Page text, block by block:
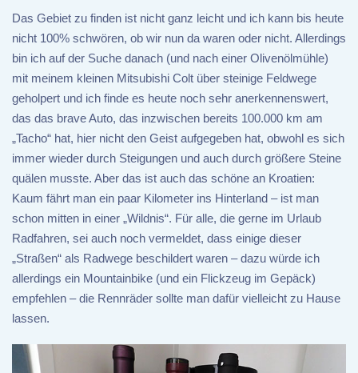
Das Gebiet zu finden ist nicht ganz leicht und ich kann bis heute
nicht 100% schwören, ob wir nun da waren oder nicht. Allerdings
bin ich auf der Suche danach (und nach einer Olivenölmühle)
mit meinem kleinen Mitsubishi Colt über steinige Feldwege
geholpert und ich finde es heute noch sehr anerkennenswert,
das das brave Auto, das inzwischen bereits 100.000 km am
„Tacho“ hat, hier nicht den Geist aufgegeben hat, obwohl es sich
immer wieder durch Steigungen und auch durch größere Steine
quälen musste. Aber das ist auch das schöne an Kroatien:
Kaum fährt man ein paar Kilometer ins Hinterland – ist man
schon mitten in einer „Wildnis“. Für alle, die gerne im Urlaub
Radfahren, sei auch noch vermeldet, dass einige dieser
„Straßen“ als Radwege beschildert waren – dazu würde ich
allerdings ein Mountainbike (und ein Flickzeug im Gepäck)
empfehlen – die Rennräder sollte man dafür vielleicht zu Hause
lassen.